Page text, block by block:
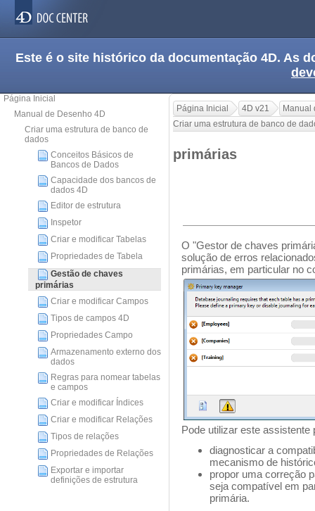
Este é o site histórico da documentação 4D. As
Página Inicial
Manual de Desenho 4D
Criar uma estrutura de banco de
dados
Conceitos Básicos de
Bancos de Dados
Capacidade dos bancos de
dados 4D
Editor de estrutura
Inspetor
Criar e modificar Tabelas
Propriedades de Tabela
Gestão de chaves
primárias
Criar e modificar Campos
Tipos de campos 4D
Propriedades Campo
Armazenamento externo dos
dados
Regras para nomear tabelas
e campos
Criar e modificar Índices
Criar e modificar Relações
Tipos de relações
Propriedades de Relações
Exportar e importar
definições de estrutura
Página Inicial 4D v21
Manual
Criar uma estrutura de banco de
primárias
O "Gestor de chaves
solução de erros
primárias, em particular no
Pode utilizar este assistente
diagnosticar a
mecanismo de
propor uma correção
seja compatível em
primária.